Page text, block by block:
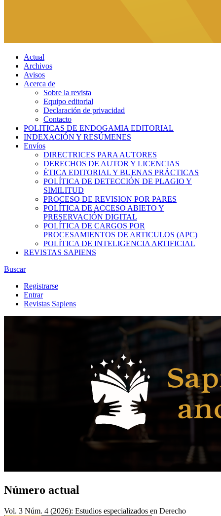
Actual
Archivos
Avisos
Acerca de
Sobre la revista
Equipo editorial
Declaración de privacidad
Contacto
POLITICAS DE ENDOGAMIA EDITORIAL
INDEXACIÓN Y RESÚMENES
Envíos
DIRECTRICES PARA AUTORES
DERECHOS DE AUTOR Y LICENCIAS
ÉTICA EDITORIAL Y BUENAS PRÁCTICAS
POLÍTICA DE DETECCIÓN DE PLAGIO Y
SIMILITUD
PROCESO DE REVISION POR PARES
POLÍTICA DE ACCESO ABIETO Y
PRESERVACIÓN DIGITAL
POLÍTICA DE CARGOS POR
PROCESAMIENTOS DE ARTICULOS (APC)
POLÍTICA DE INTELIGENCIA ARTIFICIAL
REVISTAS SAPIENS
Buscar
Registrarse
Entrar
Revistas Sapiens
Número actual
Vol. 3 Núm. 4 (2026): Estudios especializados en Derecho